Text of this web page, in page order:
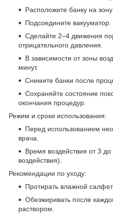
Расположите банку на зону
Подсоедините вакууматор.
Сделайте 2–4 движения
отрицательного давления.
В зависимости от зоны
минут.
Снимите банки после
Сохраняйте состояние
окончания процедур.
Режим и сроки использования:
Перед использованием
врача.
Время воздействия от 3
воздействия).
Рекомендации по уходу:
Протирать влажной
Обезжиривать после
раствором.